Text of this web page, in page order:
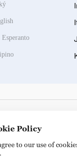
Esperanto
Policy
to our use of